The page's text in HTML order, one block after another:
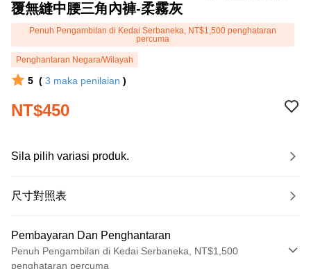
覆無縫中腰三角內褲-柔霧灰
Penuh Pengambilan di Kedai Serbaneka, NT$1,500 penghataran
percuma
Penghantaran Negara/Wilayah
5 ( 3 maka penilaian )
NT$450
Sila pilih variasi produk.
尺寸對照表
Pembayaran Dan Penghantaran
Penuh Pengambilan di Kedai Serbaneka, NT$1,500
penghataran percuma